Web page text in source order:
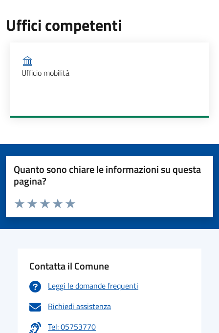
Uffici competenti
Ufficio competente
Ufficio mobilità
Quanto sono chiare le informazioni su questa
pagina?
Valuta da 1 a 5 stelle la pagina
Valuta 5 stelle su 5
Valuta 4 stelle su 5
Valuta 3 stelle su 5
Valuta 2 stelle su 5
Valuta 1 stelle su 5
Contatta il Comune
Leggi le domande frequenti
Richiedi assistenza
Tel: 05753770